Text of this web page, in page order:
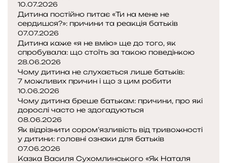
10.07.2026
Дитина постійно питає «Ти на мене не
сердишся?»: причини та реакція батьків
07.07.2026
Дитина каже «я не вмію» ще до того, як
спробувала: що стоїть за такою поведінкою
28.06.2026
Чому дитина не слухається лише батьків:
7 можливих причин і що з цим робити
10.06.2026
Чому дитина бреше батькам: причини, про які
дорослі часто не здогадуються
08.06.2026
Як відрізнити сором’язливість від тривожності
у дитини: головні ознаки для батьків
07.06.2026
Казка Василя Сухомлинського «Як Наталя